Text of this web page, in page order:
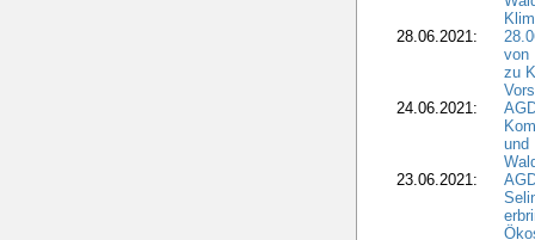
28.06.2021:
von
zu
24.06.2021:
und
23.06.2021: